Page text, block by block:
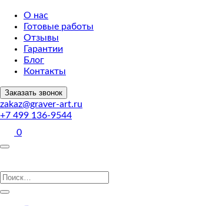
О нас
Готовые работы
Отзывы
Гарантии
Блог
Контакты
Заказать звонок
zakaz@graver-art.ru
+7 499 136-9544
0